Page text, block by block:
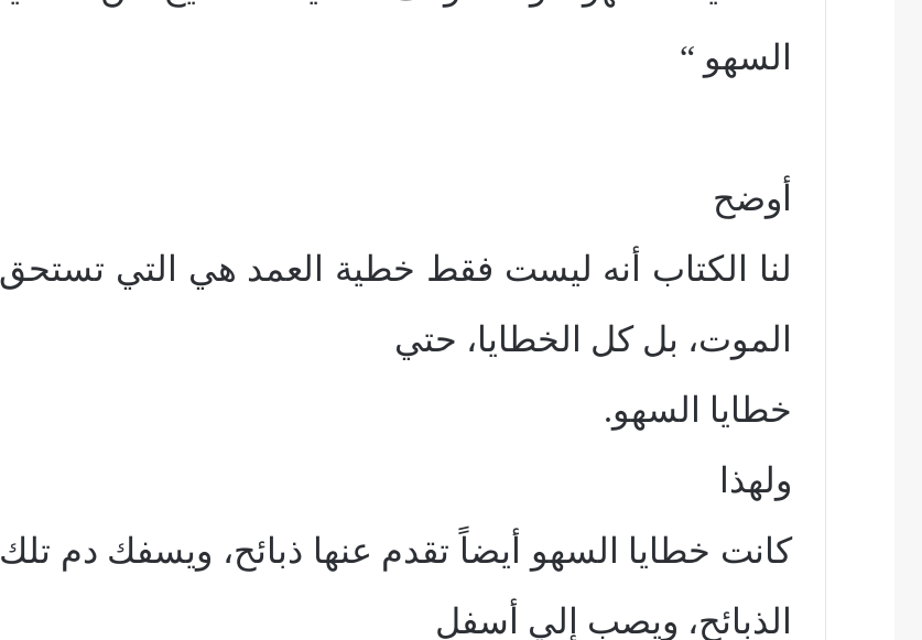
السهو “
أوضح
لنا الكتاب أنه ليست فقط خطية العمد هي التي تستحق
الموت، بل كل الخطايا، حتي
خطايا السهو.
ولهذا
كانت خطايا السهو أيضاً تقدم عنها ذبائح، ويسفك دم تلك
الذبائح، ويصب إلي أسفل